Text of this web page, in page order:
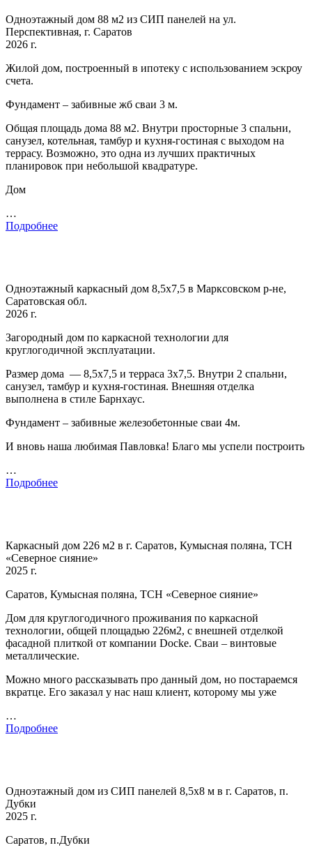
Одноэтажный дом 88 м2 из СИП панелей на ул.
Перспективная, г. Саратов
2026 г.
Жилой дом, построенный в ипотеку с использованием эскроу
счета.
Фундамент – забивные жб сваи 3 м.
Общая площадь дома 88 м2. Внутри просторные 3 спальни,
санузел, котельная, тамбур и кухня-гостиная с выходом на
террасу. Возможно, это одна из лучших практичных
планировок при небольшой квадратуре.
Дом
…
Подробнее
Одноэтажный каркасный дом 8,5х7,5 в Марксовском р-не,
Саратовская обл.
2026 г.
Загородный дом по каркасной технологии для
круглогодичной эксплуатации.
Размер дома — 8,5х7,5 и терраса 3х7,5. Внутри 2 спальни,
санузел, тамбур и кухня-гостиная. Внешняя отделка
выполнена в стиле Барнхаус.
Фундамент – забивные железобетонные сваи 4м.
И вновь наша любимая Павловка! Благо мы успели построить
…
Подробнее
Каркасный дом 226 м2 в г. Саратов, Кумысная поляна, ТСН
«Северное сияние»
2025 г.
Саратов, Кумысная поляна, ТСН «Северное сияние»
Дом для круглогодичного проживания по каркасной
технологии, общей площадью 226м2, с внешней отделкой
фасадной плиткой от компании Docke. Сваи – винтовые
металлические.
Можно много рассказывать про данный дом, но постараемся
вкратце. Его заказал у нас наш клиент, которому мы уже
…
Подробнее
Одноэтажный дом из СИП панелей 8,5х8 м в г. Саратов, п.
Дубки
2025 г.
Саратов, п.Дубки